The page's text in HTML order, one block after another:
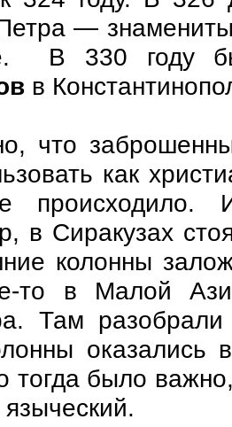
—
В 330 году
в
что
как
происходило.
в Сиракузах
колонны
то в Малой
Там
оказались
тогда было